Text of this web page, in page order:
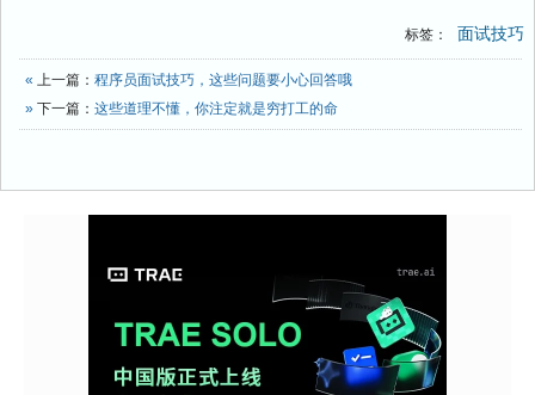
标签： 面试技巧
« 上一篇： 程序员面试技巧，这些问题要小心回答哦
» 下一篇： 这些道理不懂，你注定就是穷打工的命